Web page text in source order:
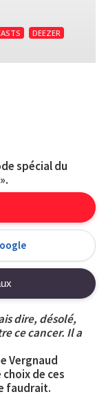
DEEZER
spécial du
dire, désolé,
ce cancer. Il a
Vergnaud
de ces
faudrait.